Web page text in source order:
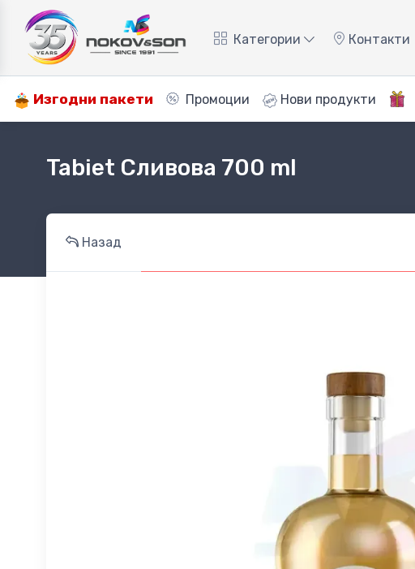
Категории Контакти
Изгодни пакети Промоции Нови продукти
Tabiet Сливова 700 ml
Назад